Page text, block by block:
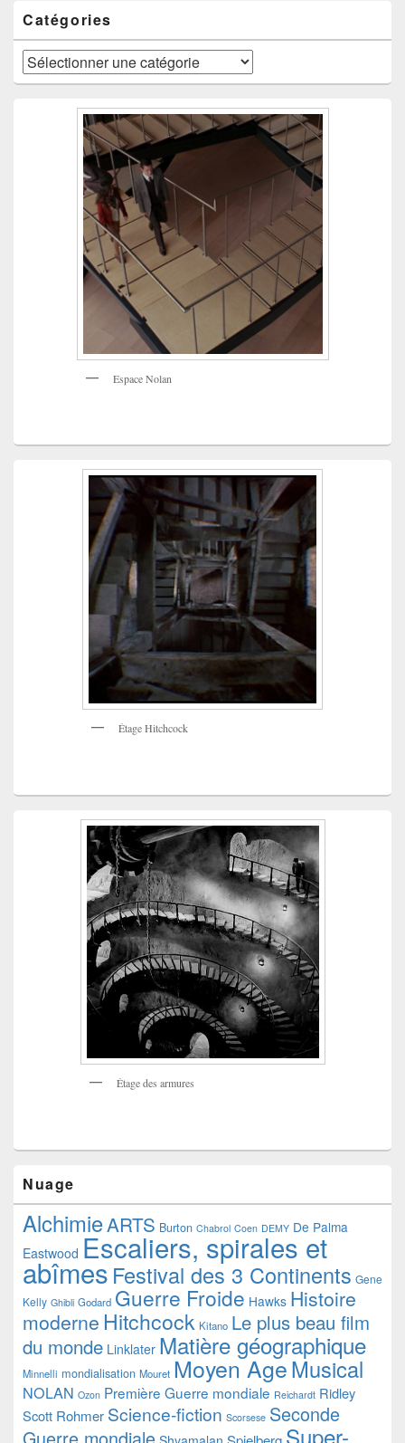
Catégories
Catégories
Espace Nolan
Étage Hitchcock
Étage des armures
Nuage
AlchimieARTS Burton Chabrol Coen DEMY De Palma
Eastwood Escaliers, spirales et
abîmes Festival des 3 Continents Gene
Kelly Ghibli Godard Guerre Froide Hawks Histoire
moderne Hitchcock Kitano Le plus beau film
du monde Linklater Matière géographique
Minnelli mondialisation Mouret Moyen AgeMusical
NOLAN Ozon Première Guerre mondiale Reichardt Ridley
Scott Rohmer Science-fiction Scorsese Seconde
Super-